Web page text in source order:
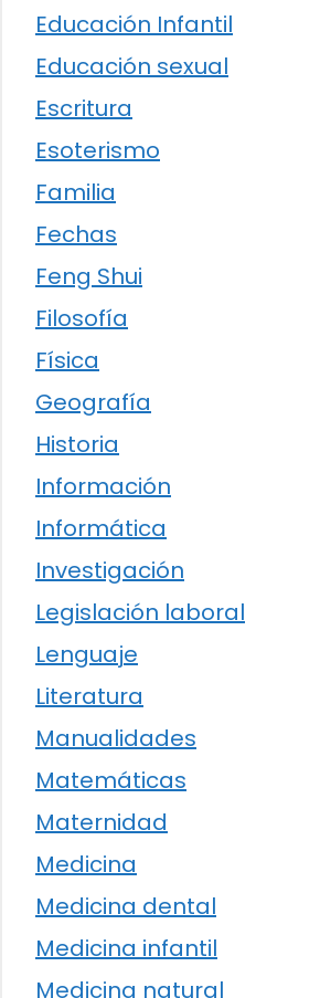
Educación Infantil
Educación sexual
Escritura
Esoterismo
Familia
Fechas
Feng Shui
Filosofía
Física
Geografía
Historia
Información
Informática
Investigación
Legislación laboral
Lenguaje
Literatura
Manualidades
Matemáticas
Maternidad
Medicina
Medicina dental
Medicina infantil
Medicina natural